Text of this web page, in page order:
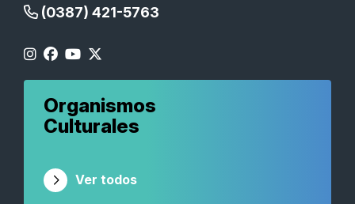
(0387) 421-5763
Organismos
Culturales
Ver todos